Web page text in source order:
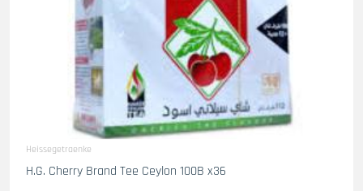
Heissegetraenke
H.G. Cherry Brand Tee Ceylon 100B x36